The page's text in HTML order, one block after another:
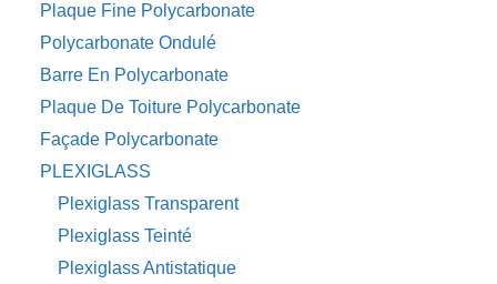
Plaque Fine Polycarbonate
Polycarbonate Ondulé
Barre En Polycarbonate
Plaque De Toiture Polycarbonate
Façade Polycarbonate
PLEXIGLASS
Plexiglass Transparent
Plexiglass Teinté
Plexiglass Antistatique